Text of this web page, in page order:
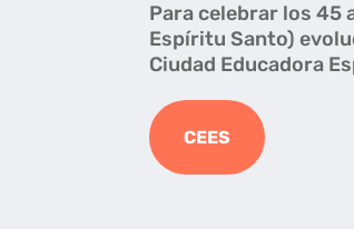
Para celebrar los 45
Espíritu Santo)
Ciudad Educadora
CEES